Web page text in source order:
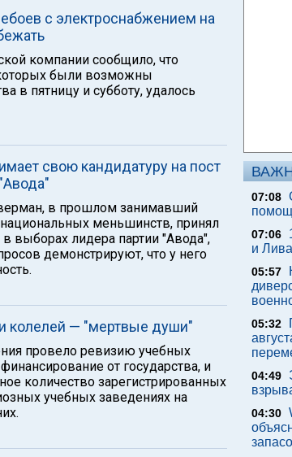
с электроснабжением на
компании сообщило, что
были возможны
в пятницу и субботу, удалось
свою кандидатуру на пост
в прошлом занимавший
меньшинств, принял
выборах лидера партии "Авода",
демонстрируют, что у него
колелей — "мертвые души"
провело ревизию учебных
от государства, и
количество зарегистрированных
учебных заведениях на
07:08
07:06
и
05:57
05:32
04:49
04:30